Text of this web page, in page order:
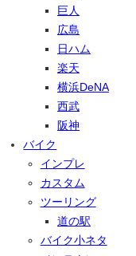
巨人
広島
日ハム
楽天
横浜DeNA
西武
阪神
バイク
インプレ
カスタム
ツーリング
道の駅
バイク小ネタ